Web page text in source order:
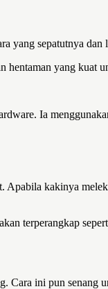
yang sepatutnya
yang kuat
Ia
kakinya
terperangkap
Cara ini pun senang